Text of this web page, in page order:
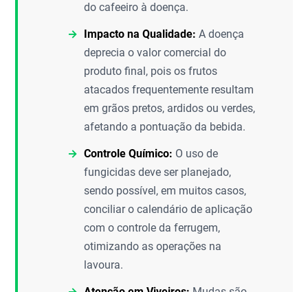
do cafeeiro à doença.
Impacto na Qualidade: A doença
deprecia o valor comercial do
produto final, pois os frutos
atacados frequentemente resultam
em grãos pretos, ardidos ou verdes,
afetando a pontuação da bebida.
Controle Químico: O uso de
fungicidas deve ser planejado,
sendo possível, em muitos casos,
conciliar o calendário de aplicação
com o controle da ferrugem,
otimizando as operações na
lavoura.